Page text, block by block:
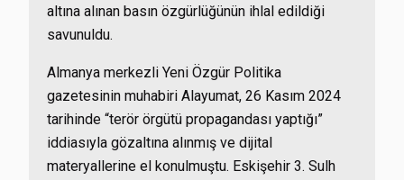
altına alınan basın özgürlüğünün ihlal edildiği
savunuldu.
Almanya merkezli Yeni Özgür Politika
gazetesinin muhabiri Alayumat, 26 Kasım 2024
tarihinde “terör örgütü propagandası yaptığı”
iddiasıyla gözaltına alınmış ve dijital
materyallerine el konulmuştu. Eskişehir 3. Sulh